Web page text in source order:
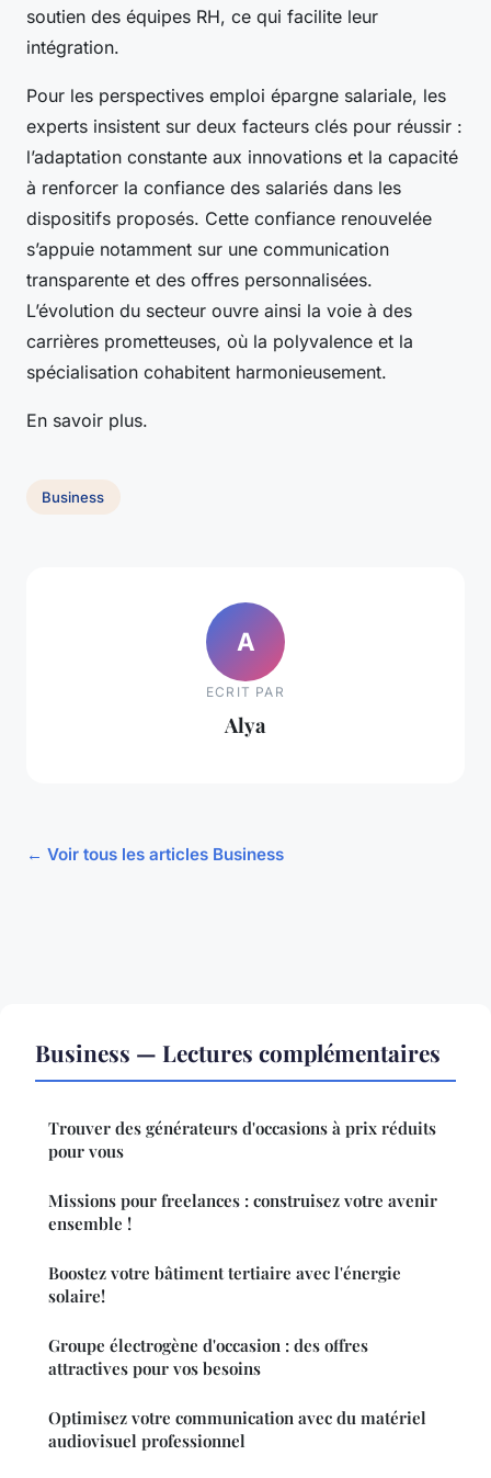
soutien des équipes RH, ce qui facilite leur
intégration.
Pour les perspectives emploi épargne salariale, les
experts insistent sur deux facteurs clés pour réussir :
l’adaptation constante aux innovations et la capacité
à renforcer la confiance des salariés dans les
dispositifs proposés. Cette confiance renouvelée
s’appuie notamment sur une communication
transparente et des offres personnalisées.
L’évolution du secteur ouvre ainsi la voie à des
carrières prometteuses, où la polyvalence et la
spécialisation cohabitent harmonieusement.
En savoir plus.
Business
A
ECRIT PAR
Alya
← Voir tous les articles Business
Business — Lectures complémentaires
Trouver des générateurs d'occasions à prix réduits
pour vous
Missions pour freelances : construisez votre avenir
ensemble !
Boostez votre bâtiment tertiaire avec l'énergie
solaire!
Groupe électrogène d'occasion : des offres
attractives pour vos besoins
Optimisez votre communication avec du matériel
audiovisuel professionnel